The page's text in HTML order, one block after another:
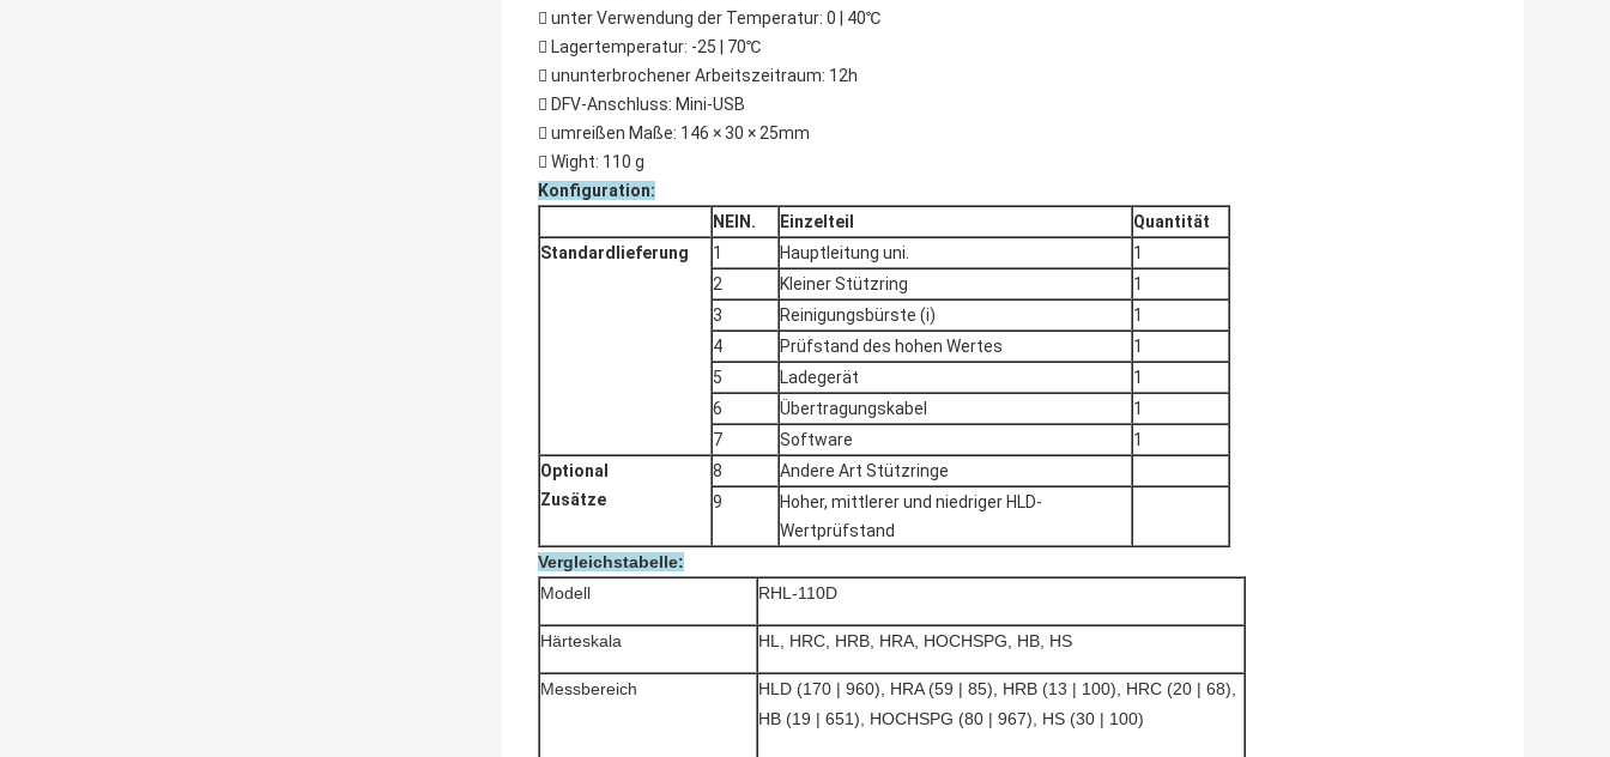
 unter Verwendung der Temperatur: 0 | 40℃
 Lagertemperatur: -25 | 70℃
 ununterbrochener Arbeitszeitraum: 12h
 DFV-Anschluss: Mini-USB
 umreißen Maße: 146 × 30 × 25mm
 Wight: 110 g
Konfiguration:
NEIN.
Einzelteil
Quantität
Standardlieferung
1 Hauptleitung uni.
1
2
Kleiner Stützring
1
3
Reinigungsbürste (i)
1
4
Prüfstand des hohen Wertes
1
5
Ladegerät
1
6
Übertragungskabel
1
7
Software
1
Optional
Zusätze
8
Andere Art Stützringe
9
Hoher, mittlerer und niedriger HLD-
Wertprüfstand
Vergleichstabelle:
Modell
RHL-110D
Härteskala HL, HRC, HRB, HRA, HOCHSPG, HB, HS
Messbereich
HLD (170 | 960), HRA (59 | 85), HRB (13 | 100), HRC (20 | 68),
HB (19 | 651), HOCHSPG (80 | 967), HS (30 | 100)